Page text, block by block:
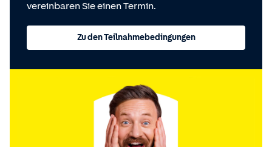
vereinbaren Sie einen Termin.
Zu den Teilnahmebedingungen